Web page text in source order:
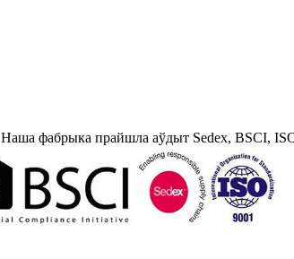
Наша фабрыка прайшла аўдыт Sedex, BSCI,